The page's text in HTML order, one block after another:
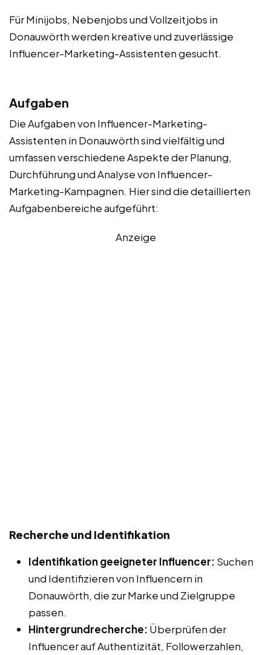
Für Minijobs, Nebenjobs und Vollzeitjobs in
Donauwörth werden kreative und zuverlässige
Influencer-Marketing-Assistenten gesucht.
Aufgaben
Die Aufgaben von Influencer-Marketing-
Assistenten in Donauwörth sind vielfältig und
umfassen verschiedene Aspekte der Planung,
Durchführung und Analyse von Influencer-
Marketing-Kampagnen. Hier sind die detaillierten
Aufgabenbereiche aufgeführt:
Anzeige
Recherche und Identifikation
Identifikation geeigneter Influencer: Suchen
und Identifizieren von Influencern in
Donauwörth, die zur Marke und Zielgruppe
passen.
Hintergrundrecherche: Überprüfen der
Influencer auf Authentizität, Followerzahlen,